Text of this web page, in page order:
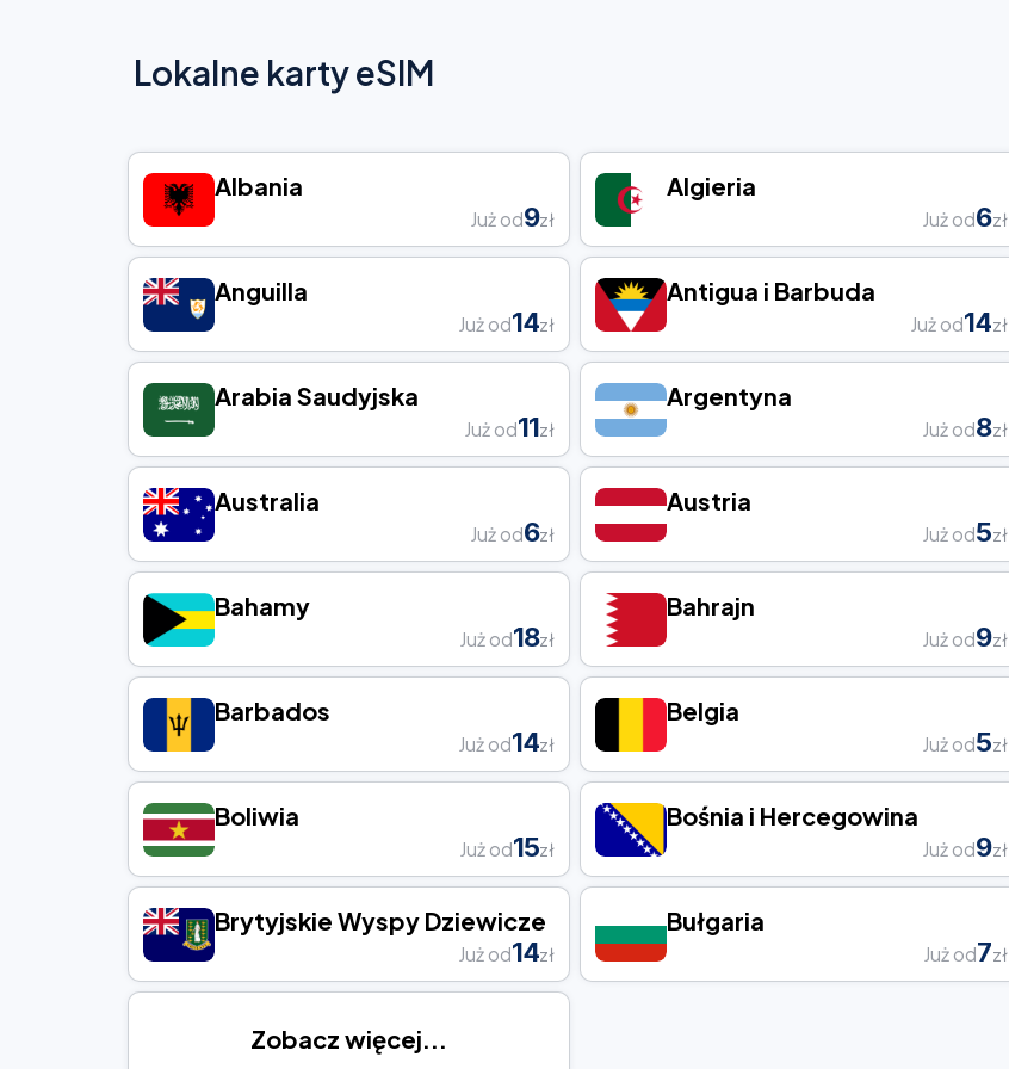
Lokalne karty eSIM
Albania
Już od9zł
Algieria
Już od6zł
Anguilla
Już od14zł
Antigua i Barbuda
Już od14zł
Arabia Saudyjska
Już od11zł
Argentyna
Już od8zł
Australia
Już od6zł
Austria
Już od5zł
Bahamy
Już od18zł
Bahrajn
Już od9zł
Barbados
Już od14zł
Belgia
Już od5zł
Boliwia
Już od15zł
Bośnia i Hercegowina
Już od9zł
Brytyjskie Wyspy Dziewicze
Już od14zł
Bułgaria
Już od7zł
Zobacz więcej...